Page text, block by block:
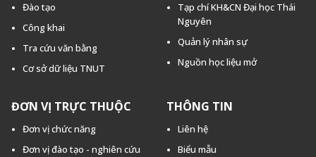
Đào tạo
Công khai
Tra cứu văn bằng
Cơ sở dữ liệu TNUT
Tạp chí KH&CN Đại học Thái
Nguyên
Quản lý nhân sự
Nguồn học liệu mở
ĐƠN VỊ TRỰC THUỘC
Đơn vị chức năng
Đơn vị đào tạo - nghiên cứu
THÔNG TIN
Liên hệ
Biểu mẫu